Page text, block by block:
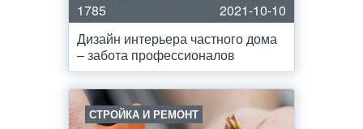
1785
2021-10-10
Дизайн интерьера частного дома
– забота профессионалов
СТРОЙКА И РЕМОНТ